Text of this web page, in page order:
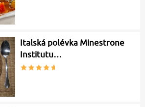
Italská polévka Minestrone
Institutu…